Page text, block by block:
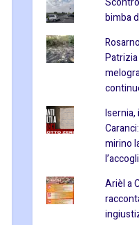
bimba
mirino
Arièl a